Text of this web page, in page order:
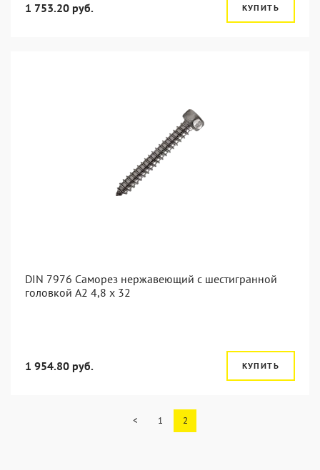
1 753.20 руб. КУПИТЬ
DIN 7976 Саморез нержавеющий с шестигранной
головкой А2 4,8 x 32
1 954.80 руб. КУПИТЬ
< 1 2